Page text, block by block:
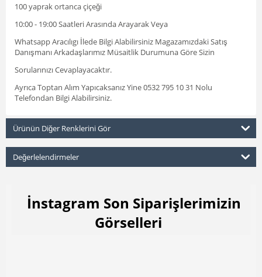
100 yaprak ortanca çiçeği
10:00 - 19:00 Saatleri Arasında Arayarak Veya
Whatsapp Aracılıgı İlede Bilgi Alabilirsiniz Magazamızdaki Satış
Danışmanı Arkadaşlarımız Müsaitlik Durumuna Göre Sizin
Sorularınızı Cevaplayacaktır.
Ayrıca Toptan Alım Yapıcaksanız Yine 0532 795 10 31 Nolu
Telefondan Bilgi Alabilirsiniz.
Ürünün Diğer Renklerini Gör
Değerlelendirmeler
İnstagram Son Siparişlerimizin
Görselleri